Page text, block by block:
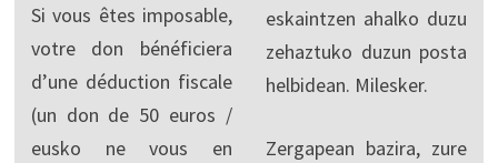
Si vous êtes imposable,
votre don bénéficiera
d’une déduction fiscale
(un don de 50 euros /
eusko ne vous en
eskaintzen ahalko duzu
zehaztuko duzun posta
helbidean. Milesker.
Zergapean bazira, zure